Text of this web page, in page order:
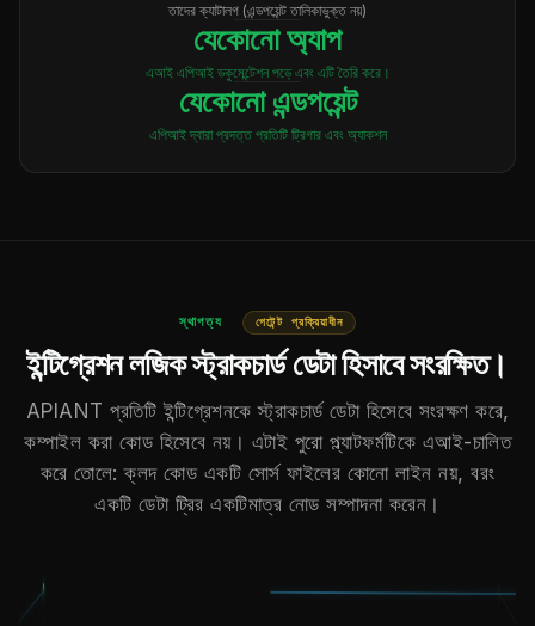
তাদের ক্যাটালগ (এন্ডপয়েন্ট তালিকাভুক্ত নয়)
যেকোনো অ্যাপ
এআই এপিআই ডকুমেন্টেশন পড়ে এবং এটি তৈরি করে।
যেকোনো এন্ডপয়েন্ট
এপিআই দ্বারা প্রদত্ত প্রতিটি ট্রিগার এবং অ্যাকশন
স্থাপত্য পেটেন্ট প্রক্রিয়াধীন
ইন্টিগ্রেশন লজিক স্ট্রাকচার্ড ডেটা হিসাবে সংরক্ষিত।
APIANT প্রতিটি ইন্টিগ্রেশনকে স্ট্রাকচার্ড ডেটা হিসেবে সংরক্ষণ করে,
কম্পাইল করা কোড হিসেবে নয়। এটাই পুরো প্ল্যাটফর্মটিকে এআই-চালিত
করে তোলে: ক্লদ কোড একটি সোর্স ফাইলের কোনো লাইন নয়, বরং
একটি ডেটা ট্রির একটিমাত্র নোড সম্পাদনা করেন।